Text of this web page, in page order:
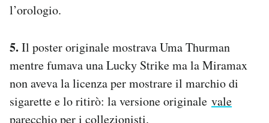
l’orologio.
5. Il poster originale mostrava Uma Thurman
mentre fumava una Lucky Strike ma la Miramax
non aveva la licenza per mostrare il marchio di
sigarette e lo ritirò: la versione originale vale
parecchio per i collezionisti.